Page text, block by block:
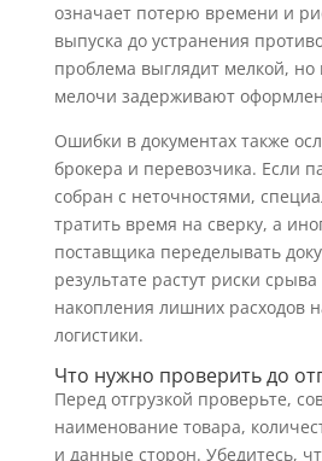
означает потерю времени и
выпуска до устранения
проблема выглядит мелкой, но
мелочи задерживают
Ошибки в документах также
брокера и перевозчика. Если
собран с неточностями,
тратить время на сверку, а
поставщика переделывать
результате растут риски
накопления лишних расходов
логистики.
Что нужно проверить до
Перед отгрузкой проверьте,
наименование товара,
и данные сторон. Убедитесь,